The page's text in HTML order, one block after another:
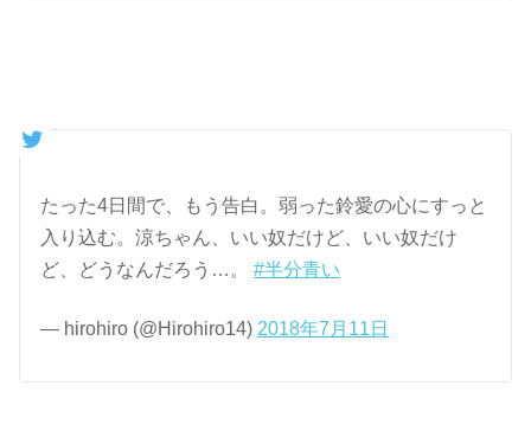
たった4日間で、もう告白。弱った鈴愛の心にすっと
入り込む。涼ちゃん、いい奴だけど、いい奴だけ
ど、どうなんだろう…。#半分青い
— hirohiro (@Hirohiro14) 2018年7月11日